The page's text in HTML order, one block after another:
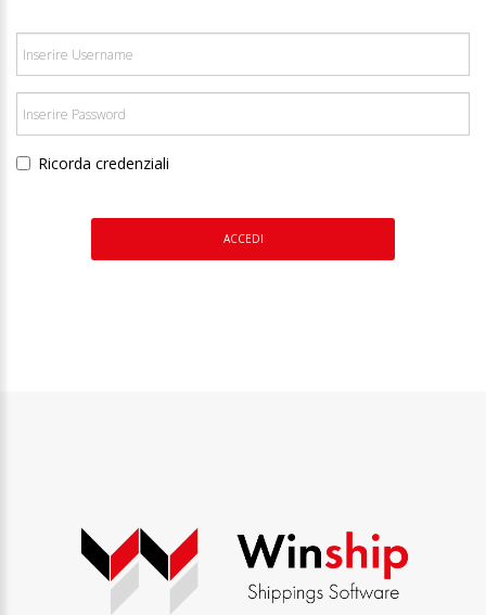
Ricorda credenziali
ACCEDI